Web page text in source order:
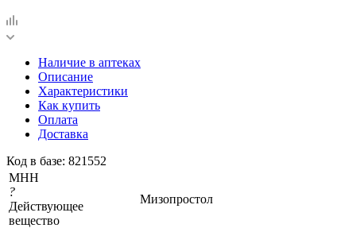
Наличие в аптеках
Описание
Характеристики
Как купить
Оплата
Доставка
Код в базе: 821552
МНН
?
Действующее
вещество
Мизопростол